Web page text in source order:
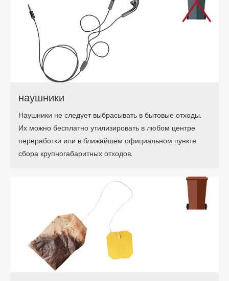
наушники
Наушники не следует выбрасывать в бытовые отходы.
Их можно бесплатно утилизировать в любом центре
переработки или в ближайшем официальном пункте
сбора крупногабаритных отходов.